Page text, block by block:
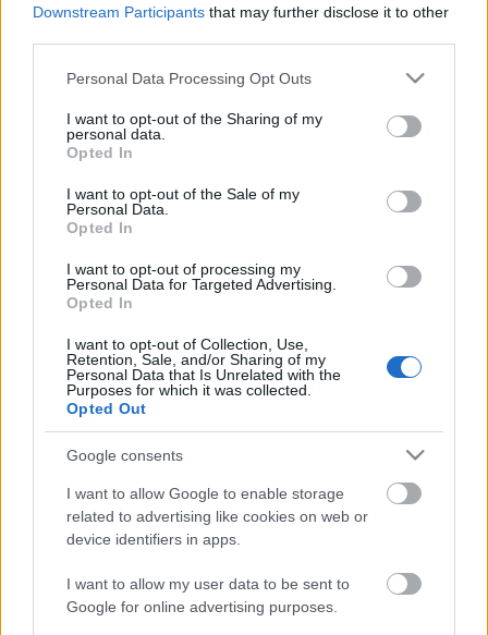
Downstream Participants that may further disclose it to other
Please note that this website/app uses one or more Google
not limited to your visit or usage behaviour. You may click to
grant or deny consent to Google and its third-party tags to
use your data for below specified purposes in below Google
consent section.
Personal Data Processing Opt Outs
I want to opt-out of the Sharing of my
personal data.
Opted In
I want to opt-out of the Sale of my
Personal Data.
Opted In
I want to opt-out of processing my
Personal Data for Targeted Advertising.
Opted In
I want to opt-out of Collection, Use,
Retention, Sale, and/or Sharing of my
Personal Data that Is Unrelated with the
Purposes for which it was collected.
Opted Out
Google consents
I want to allow Google to enable storage
related to advertising like cookies on web or
device identifiers in apps.
I want to allow my user data to be sent to
Google for online advertising purposes.
Mindenkinek vannak álmai, főleg gyerekkorában.
Akkor még csak egy kisautó, egy roller..stb. Később,
mikor már felnővünk, szintén megmarad az autó, de
társul hozzá egy ház, egy család, egy olyan élet, amit
elképzelünk magunknak. Ahogy koncentrálunk a cél
elérésére jönnek az akadályok, melyeket…
Miért égünk ki?
A kiégés egy tünetegyüttes, amely fizikai-érzelmi-
mentális kimerüléshez vezet. Az ember úgy érzi,
hogy agyonterhelt és képtelen az állandó
követelményeknek megfelelni. Az érdeklődés
elvesztéséhez és a motiváció hiányához vezethet. A
kiégési szindróma csökkenti a produktivitást és
elszívja az…
Egy igaz ember: a vadász
2023. március 29.
Elöljáróban le kell szögezni, hogy a védett vadat